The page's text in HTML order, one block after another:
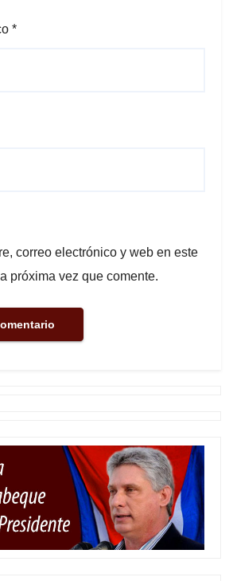
*
correo electrónico y web en este
próxima vez que comente.